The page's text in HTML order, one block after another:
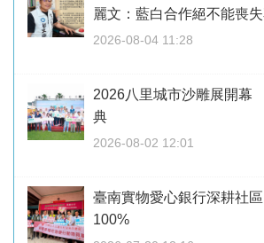
麗文：藍白合作絕不能喪
2026-08-04 11:28
2026八里城市沙雕展開幕
典
2026-08-02 12:01
臺南實物愛心銀行深耕社
100%